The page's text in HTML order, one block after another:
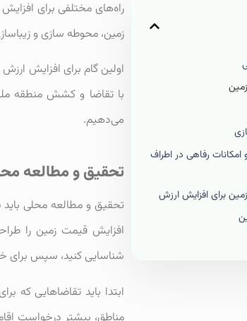
رفاهی در اطراف
برای افزایش ارزش
راه‌های مختلفی برای
زمین، محوطه سازی و
اولین گام برای افزایش
با تقاضا و کشش منطقه
می‌دهیم.
تحقیق و مطالعه
تحقیق و مطالعه محلی
افزایش قیمت زمین را
شناسایی کنید، سپس برای
ابتدا باید تقاضاهایی که